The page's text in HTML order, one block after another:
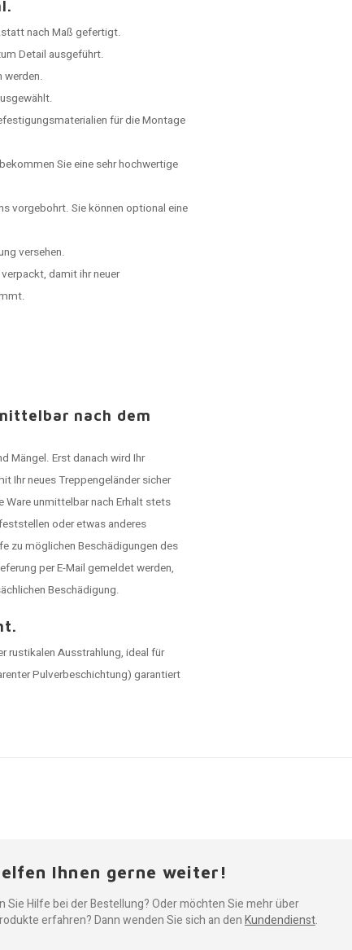
nach Maß gefertigt.
Detail ausgeführt.
werden.
für die Montage
Sie eine sehr hochwertige
vorgebohrt. Sie können optional eine
versehen.
damit ihr neuer
nach dem
Mängel. Erst danach wird Ihr
Ihr neues Treppengeländer sicher
Ware unmittelbar nach Erhalt stets
oder etwas anderes
zu möglichen Beschädigungen des
per E-Mail gemeldet werden,
Beschädigung.
rustikalen Ausstrahlung, ideal für
Pulverbeschichtung) garantiert
Ihnen gerne weiter!
Sie Hilfe bei der Bestellung? Oder möchten Sie mehr über
erfahren? Dann wenden Sie sich an denKundendienst.